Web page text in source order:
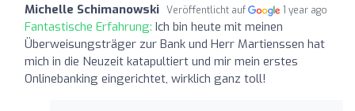
Michelle Schimanowski Veröffentlicht auf 1 year ago
Fantastische Erfahrung: Ich bin heute mit meinen
Überweisungsträger zur Bank und Herr Martienssen hat
mich in die Neuzeit katapultiert und mir mein erstes
Onlinebanking eingerichtet, wirklich ganz toll!